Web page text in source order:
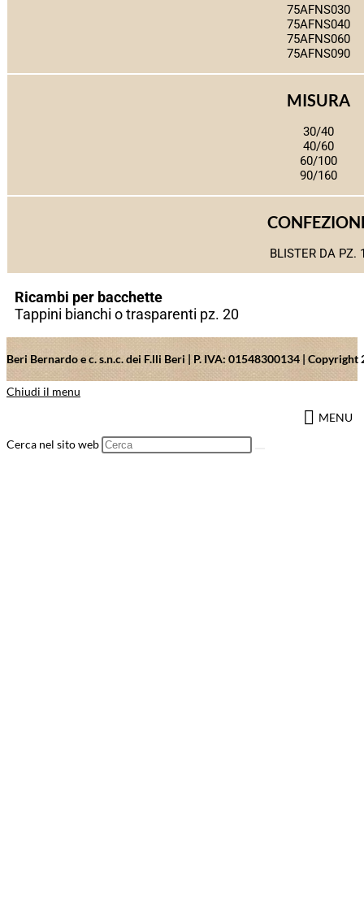
75AFNS030
75AFNS040
75AFNS060
75AFNS090
MISURA
30/40
40/60
60/100
90/160
BLISTER DA PZ.
Ricambi per bacchette
Tappini bianchi o trasparenti pz. 20
Beri Bernardo e c. s.n.c. dei F.lli Beri | P. IVA: 01548300134 |
Chiudi il menu
MENU
Cerca nel sito web